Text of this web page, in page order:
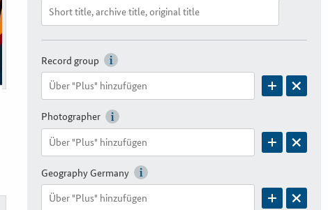
Record group
Photographer
Geography Germany